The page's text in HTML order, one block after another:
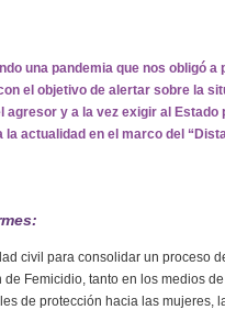
una pandemia que nos
el objetivo de alertar sobre la
y a la vez exigir al
actualidad en el marco del
civil para consolidar un proceso
Femicidio, tanto en los medios
de protección hacia las mujeres,